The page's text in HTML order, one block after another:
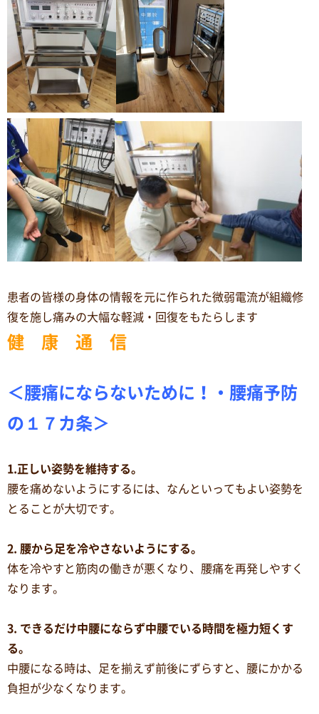
患者の皆様の身体の情報を元に作られた微弱電流が組織修
復を施し痛みの大幅な軽減・回復をもたらします
健 康 通 信
＜腰痛にならないために！・腰痛予防
の１７カ条＞
1.正しい姿勢を維持する。
腰を痛めないようにするには、なんといってもよい姿勢を
とることが大切です。
2. 腰から足を冷やさないようにする。
体を冷やすと筋肉の働きが悪くなり、腰痛を再発しやすく
なります。
3. できるだけ中腰にならず中腰でいる時間を極力短くす
る。
中腰になる時は、足を揃えず前後にずらすと、腰にかかる
負担が少なくなります。